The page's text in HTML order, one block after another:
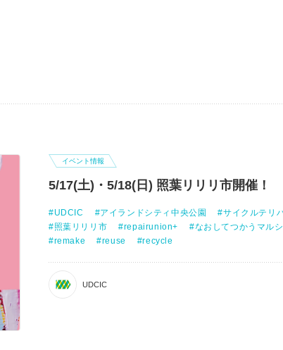
イベント情報
5/17(土)・5/18(日) 照葉リリリ市開催！
UDCIC アイランドシティ中央公園 サイクルテリ
照葉リリリ市
repairunion+
なおしてつかうマル
remake
reuse recycle
UDCIC